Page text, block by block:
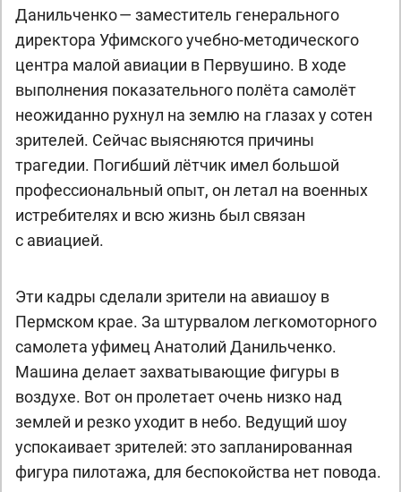
Данильченко — заместитель генерального
директора Уфимского учебно-методического
центра малой авиации в Первушино. В ходе
выполнения показательного полёта самолёт
неожиданно рухнул на землю на глазах у сотен
зрителей. Сейчас выясняются причины
трагедии. Погибший лётчик имел большой
профессиональный опыт, он летал на военных
истребителях и всю жизнь был связан
с авиацией.
Эти кадры сделали зрители на авиашоу в
Пермском крае. За штурвалом легкомоторного
самолета уфимец Анатолий Данильченко.
Машина делает захватывающие фигуры в
воздухе. Вот он пролетает очень низко над
землей и резко уходит в небо. Ведущий шоу
успокаивает зрителей: это запланированная
фигура пилотажа, для беспокойства нет повода.